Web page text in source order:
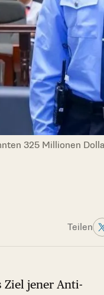
325 Millionen
Teilen
Ziel jener Anti-